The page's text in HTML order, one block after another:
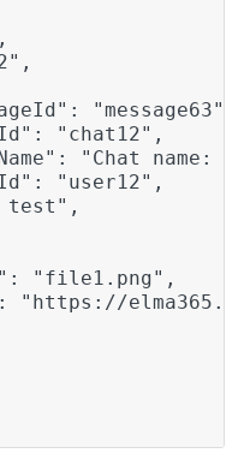
"message63",
"chat12",
"Chat name:
"user12",